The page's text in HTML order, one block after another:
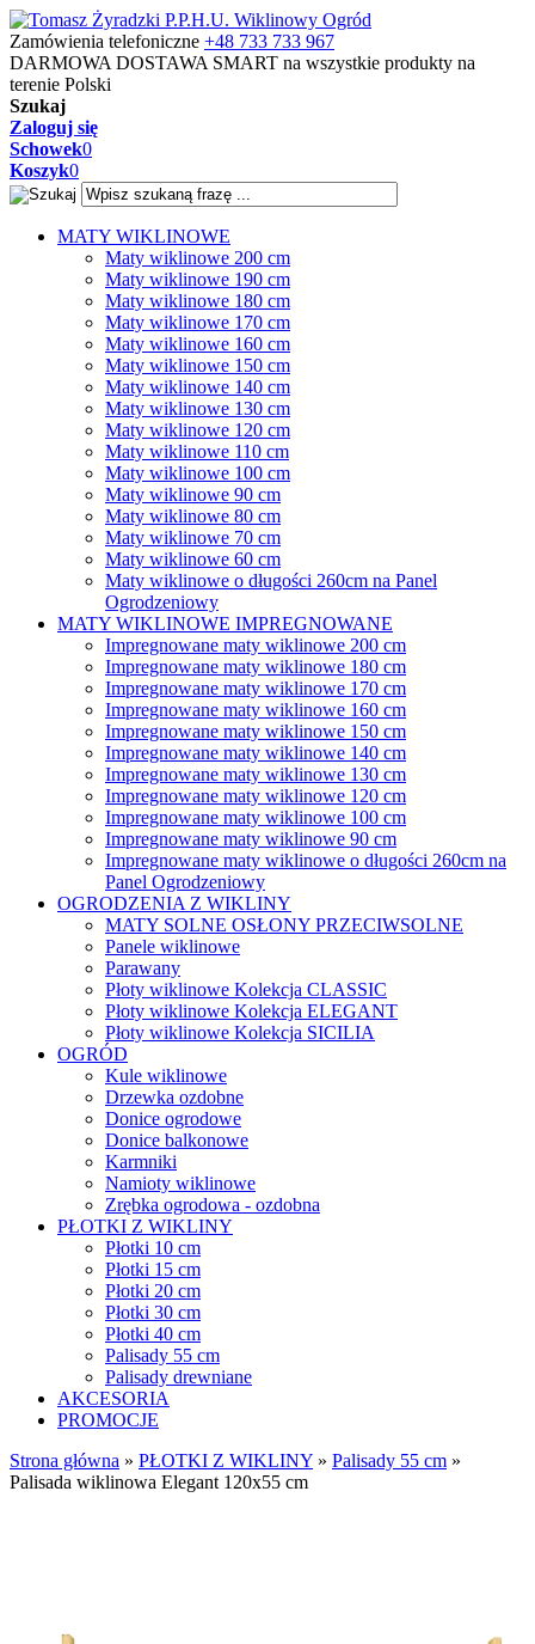
Zamówienia telefoniczne +48 733 733 967
DARMOWA DOSTAWA SMART na wszystkie produkty na
terenie Polski
Szukaj
Zaloguj się
Schowek0
Koszyk0
MATY WIKLINOWE
Maty wiklinowe 200 cm
Maty wiklinowe 190 cm
Maty wiklinowe 180 cm
Maty wiklinowe 170 cm
Maty wiklinowe 160 cm
Maty wiklinowe 150 cm
Maty wiklinowe 140 cm
Maty wiklinowe 130 cm
Maty wiklinowe 120 cm
Maty wiklinowe 110 cm
Maty wiklinowe 100 cm
Maty wiklinowe 90 cm
Maty wiklinowe 80 cm
Maty wiklinowe 70 cm
Maty wiklinowe 60 cm
Maty wiklinowe o długości 260cm na Panel
Ogrodzeniowy
MATY WIKLINOWE IMPREGNOWANE
Impregnowane maty wiklinowe 200 cm
Impregnowane maty wiklinowe 180 cm
Impregnowane maty wiklinowe 170 cm
Impregnowane maty wiklinowe 160 cm
Impregnowane maty wiklinowe 150 cm
Impregnowane maty wiklinowe 140 cm
Impregnowane maty wiklinowe 130 cm
Impregnowane maty wiklinowe 120 cm
Impregnowane maty wiklinowe 100 cm
Impregnowane maty wiklinowe 90 cm
Impregnowane maty wiklinowe o długości 260cm na
Panel Ogrodzeniowy
OGRODZENIA Z WIKLINY
MATY SOLNE OSŁONY PRZECIWSOLNE
Panele wiklinowe
Parawany
Płoty wiklinowe Kolekcja CLASSIC
Płoty wiklinowe Kolekcja ELEGANT
Płoty wiklinowe Kolekcja SICILIA
OGRÓD
Kule wiklinowe
Drzewka ozdobne
Donice ogrodowe
Donice balkonowe
Karmniki
Namioty wiklinowe
Zrębka ogrodowa - ozdobna
PŁOTKI Z WIKLINY
Płotki 10 cm
Płotki 15 cm
Płotki 20 cm
Płotki 30 cm
Płotki 40 cm
Palisady 55 cm
Palisady drewniane
AKCESORIA
PROMOCJE
Strona główna » PŁOTKI Z WIKLINY » Palisady 55 cm »
Palisada wiklinowa Elegant 120x55 cm